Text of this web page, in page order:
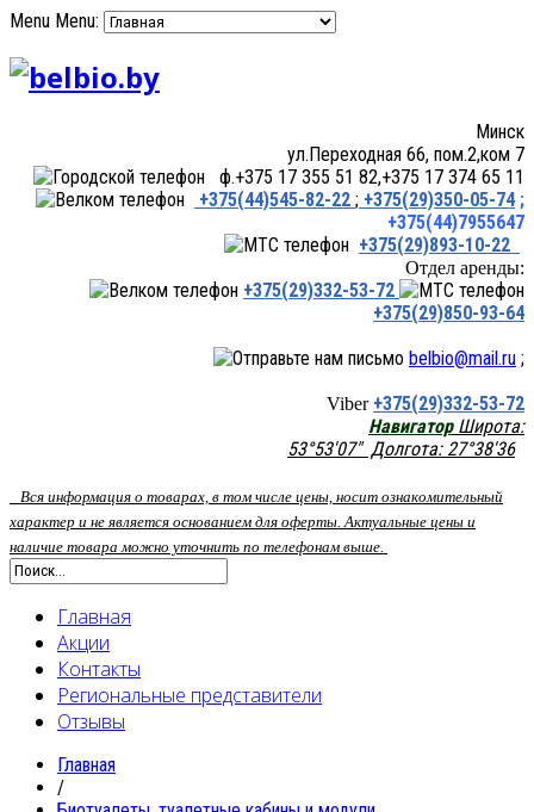
Menu Menu:
Минск
ул.Переходная 66, пом.2,ком 7
ф.+375 17 355 51 82,+375 17 374 65 11
+375(44)545-82-22 ; +375(29)350-05-74 ;
+375(44)7955647
+375(29)893-10-22
Отдел аренды:
+375(29)332-53-72
+375(29)850-93-64
belbio@mail.ru ;
Viber +375(29)332-53-72
НавигаторШирота:
53°53'07" Долгота: 27°38'36
Вся информация о товарах, в том числе цены, носит ознакомительный
характер и не является основанием для оферты. Актуальные цены и
наличие товара можно уточнить по телефонам выше.
Главная
Акции
Контакты
Региональные представители
Отзывы
Главная
/